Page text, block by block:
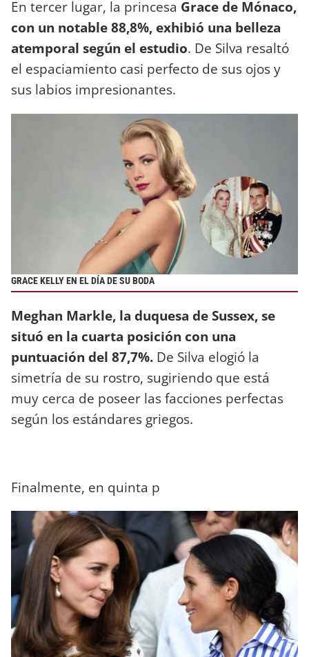
En tercer lugar, la princesa Grace de Mónaco,
con un notable 88,8%, exhibió una belleza
atemporal según el estudio. De Silva resaltó
el espaciamiento casi perfecto de sus ojos y
sus labios impresionantes.
GRACE KELLY EN EL DÍA DE SU BODA
Meghan Markle, la duquesa de Sussex, se
situó en la cuarta posición con una
puntuación del 87,7%. De Silva elogió la
simetría de su rostro, sugiriendo que está
muy cerca de poseer las facciones perfectas
según los estándares griegos.
Finalmente, en quinta p